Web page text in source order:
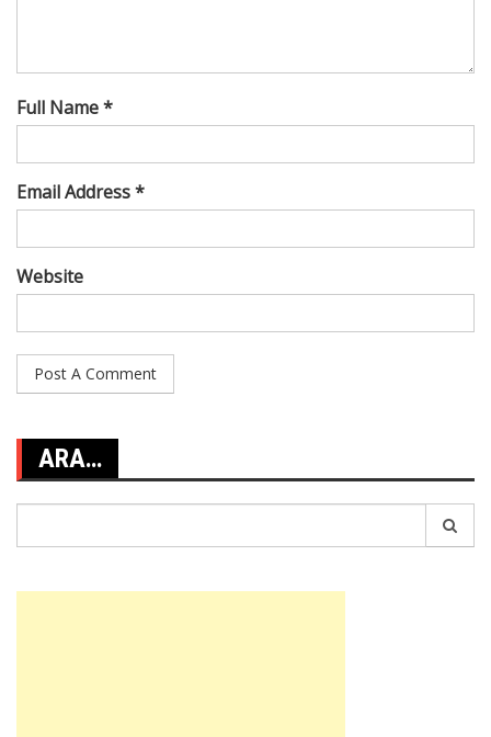
Full Name *
Email Address *
Website
ARA…